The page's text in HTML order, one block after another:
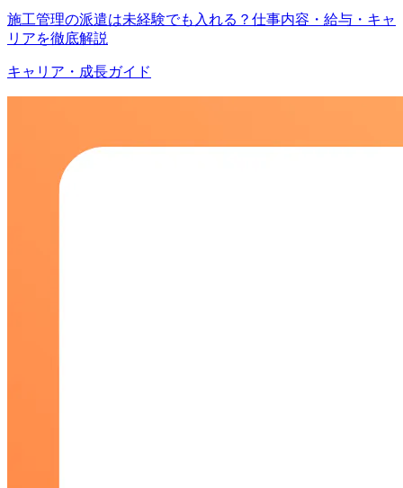
施工管理の派遣は未経験でも入れる？仕事内容・給与・キャ
リアを徹底解説
キャリア・成長ガイド